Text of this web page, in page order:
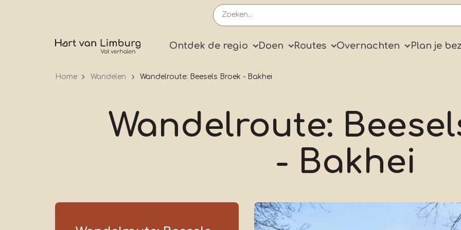
Primary
Ontdek de regio Doen Routes Overnachten Plan je
Home Wandelen Wandelroute: Beesels Broek - Bakhei
Wandelroute:
- Bakhei